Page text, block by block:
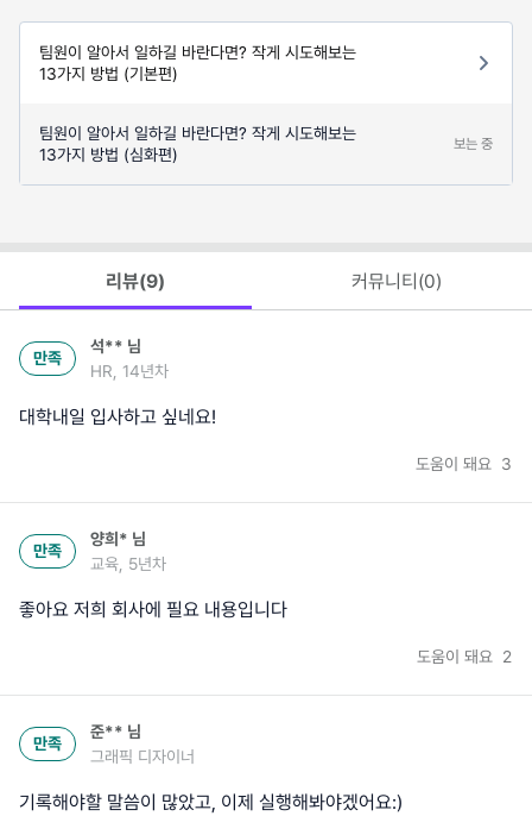
팀원이 알아서 일하길 바란다면? 작게 시도해보는
13가지 방법 (기본편)
팀원이 알아서 일하길 바란다면? 작게 시도해보는
13가지 방법 (심화편)
보는 중
리뷰(9) 커뮤니티(0)
만족
석** 님
HR, 14년차
대학내일 입사하고 싶네요!
도움이 돼요 3
만족
양희* 님
교육, 5년차
좋아요 저희 회사에 필요 내용입니다
도움이 돼요 2
만족
준** 님
그래픽 디자이너
기록해야할 말씀이 많았고, 이제 실행해봐야겠어요:)